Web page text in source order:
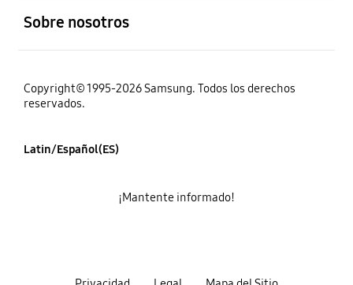
Sobre nosotros
Copyright© 1995-2026 Samsung. Todos los derechos
reservados.
Latin/Español(ES)
¡Mantente informado!